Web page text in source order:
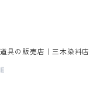
具の販売店｜三木染料店